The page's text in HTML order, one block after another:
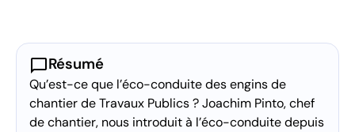
chat_bubbleRésumé
Qu’est-ce que l’éco-conduite des engins de
chantier de Travaux Publics ? Joachim Pinto, chef
de chantier, nous introduit à l’éco-conduite depuis